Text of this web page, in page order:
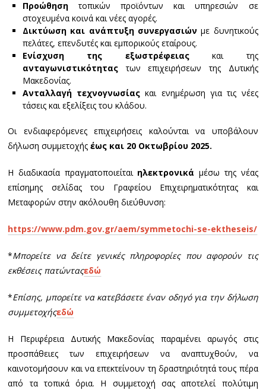
Προώθησητοπικών προϊόντων και υπηρεσιών σε
στοχευμένα κοινά και νέες αγορές.
Δικτύωση και ανάπτυξη συνεργασιώνμε δυνητικούς
πελάτες, επενδυτές και εμπορικούς εταίρους.
Ενίσχυση της εξωστρέφειαςκαι της
ανταγωνιστικότηταςτων επιχειρήσεων της Δυτικής
Μακεδονίας.
Ανταλλαγή τεχνογνωσίας και ενημέρωση για τις νέες
τάσεις και εξελίξεις του κλάδου.
Οι ενδιαφερόμενες επιχειρήσεις καλούνται να υποβάλουν
δήλωση συμμετοχήςέως και 20 Οκτωβρίου 2025.
Η διαδικασία πραγματοποιείταιηλεκτρονικά μέσω της νέας
επίσημης σελίδας του Γραφείου Επιχειρηματικότητας και
Μεταφορών στην ακόλουθη διεύθυνση:
https://www.pdm.gov.gr/aem/symmetochi-se-ektheseis/
*Μπορείτε να δείτε γενικές πληροφορίες που αφορούν τις
εκθέσεις πατώνταςεδώ
*Επίσης, μπορείτε να κατεβάσετε έναν οδηγό για την δήλωση
συμμετοχήςεδώ
Η Περιφέρεια Δυτικής Μακεδονίας παραμένει αρωγός στις
προσπάθειες των επιχειρήσεων να αναπτυχθούν, να
καινοτομήσουν και να επεκτείνουν τη δραστηριότητά τους πέρα
από τα τοπικά όρια. Η συμμετοχή σας αποτελεί πολύτιμη